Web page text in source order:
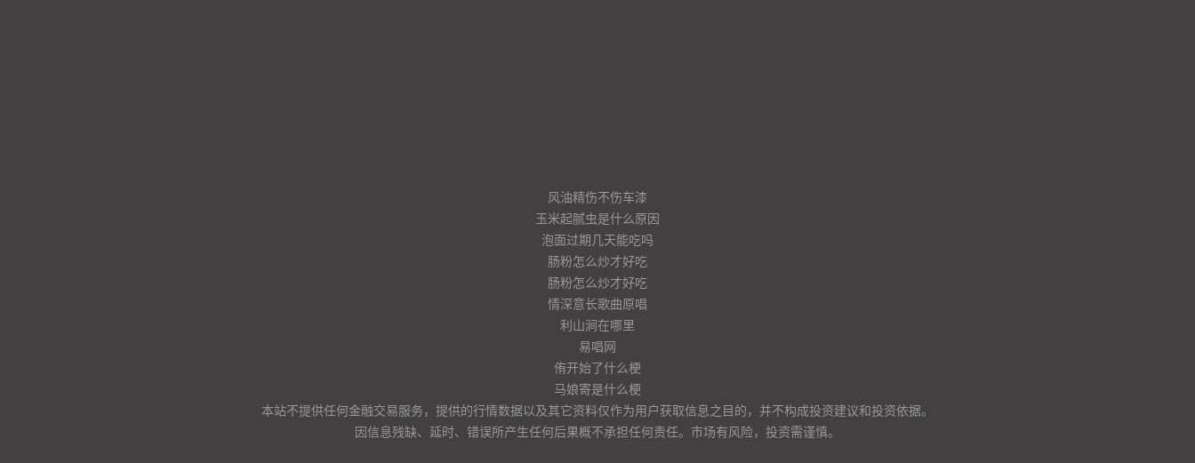
风油精伤不伤车漆
玉米起腻虫是什么原因
泡面过期几天能吃吗
肠粉怎么炒才好吃
肠粉怎么炒才好吃
情深意长歌曲原唱
利山涧在哪里
易唱网
侑开始了什么梗
马娘寄是什么梗
本站不提供任何金融交易服务，提供的行情数据以及其它资料仅作为用户获取信息之目的，并不构成投资建议和投资依据。
因信息残缺、延时、错误所产生任何后果概不承担任何责任。市场有风险，投资需谨慎。